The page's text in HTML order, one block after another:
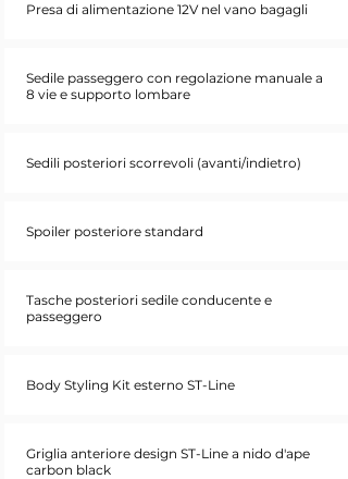
Presa di alimentazione 12V nel vano bagagli
Sedile passeggero con regolazione manuale a
8 vie e supporto lombare
Sedili posteriori scorrevoli (avanti/indietro)
Spoiler posteriore standard
Tasche posteriori sedile conducente e
passeggero
Body Styling Kit esterno ST-Line
Griglia anteriore design ST-Line a nido d'ape
carbon black